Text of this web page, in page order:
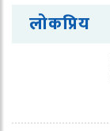
लोकप्रिय